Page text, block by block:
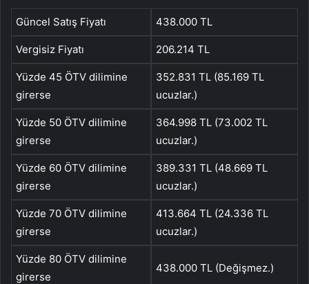
Güncel Satış Fiyatı 438.000 TL
Vergisiz Fiyatı 206.214 TL
Yüzde 45 ÖTV dilimine
girerse
352.831 TL (85.169 TL
ucuzlar.)
Yüzde 50 ÖTV dilimine
girerse
364.998 TL (73.002 TL
ucuzlar.)
Yüzde 60 ÖTV dilimine
girerse
389.331 TL (48.669 TL
ucuzlar.)
Yüzde 70 ÖTV dilimine
girerse
413.664 TL (24.336 TL
ucuzlar.)
Yüzde 80 ÖTV dilimine
girerse
438.000 TL (Değişmez.)